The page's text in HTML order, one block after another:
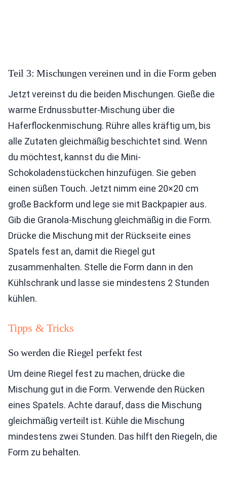
Teil 3: Mischungen vereinen und in die Form geben
Jetzt vereinst du die beiden Mischungen. Gieße die
warme Erdnussbutter-Mischung über die
Haferflockenmischung. Rühre alles kräftig um, bis
alle Zutaten gleichmäßig beschichtet sind. Wenn
du möchtest, kannst du die Mini-
Schokoladenstückchen hinzufügen. Sie geben
einen süßen Touch. Jetzt nimm eine 20×20 cm
große Backform und lege sie mit Backpapier aus.
Gib die Granola-Mischung gleichmäßig in die Form.
Drücke die Mischung mit der Rückseite eines
Spatels fest an, damit die Riegel gut
zusammenhalten. Stelle die Form dann in den
Kühlschrank und lasse sie mindestens 2 Stunden
kühlen.
Tipps & Tricks
So werden die Riegel perfekt fest
Um deine Riegel fest zu machen, drücke die
Mischung gut in die Form. Verwende den Rücken
eines Spatels. Achte darauf, dass die Mischung
gleichmäßig verteilt ist. Kühle die Mischung
mindestens zwei Stunden. Das hilft den Riegeln, die
Form zu behalten.